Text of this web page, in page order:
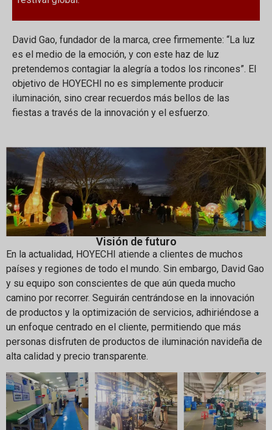
David Gao, fundador de la marca, cree firmemente: “La luz
es el medio de la emoción, y con este haz de luz
pretendemos contagiar la alegría a todos los rincones”. El
objetivo de HOYECHI no es simplemente producir
iluminación, sino crear recuerdos más bellos de las
fiestas a través de la innovación y el esfuerzo.
Visión de futuro
En la actualidad, HOYECHI atiende a clientes de muchos
países y regiones de todo el mundo. Sin embargo, David Gao
y su equipo son conscientes de que aún queda mucho
camino por recorrer. Seguirán centrándose en la innovación
de productos y la optimización de servicios, adhiriéndose a
un enfoque centrado en el cliente, permitiendo que más
personas disfruten de productos de iluminación navideña de
alta calidad y precio transparente.